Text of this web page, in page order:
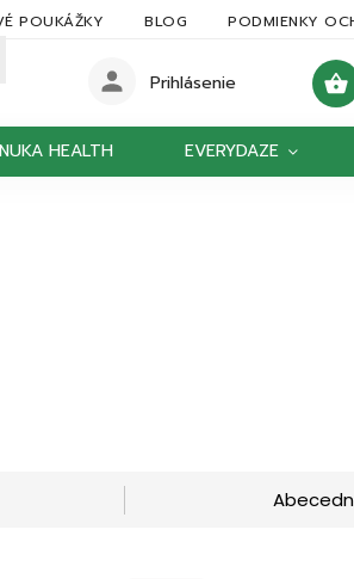
POUKÁŽKY BLOG PODMIENKY
Prihlásenie
HEALTH EVERYDAZE